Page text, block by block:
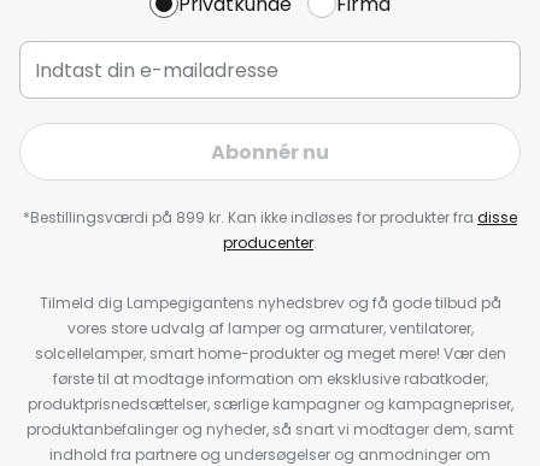
Abonnér nu
*Bestillingsværdi på 899 kr. Kan ikke indløses for produkter fra disse
producenter.
Tilmeld dig Lampegigantens nyhedsbrev og få gode tilbud på
vores store udvalg af lamper og armaturer, ventilatorer,
solcellelamper, smart home-produkter og meget mere! Vær den
første til at modtage information om eksklusive rabatkoder,
produktprisnedsættelser, særlige kampagner og kampagnepriser,
produktanbefalinger og nyheder, så snart vi modtager dem, samt
indhold fra partnere og undersøgelser og anmodninger om